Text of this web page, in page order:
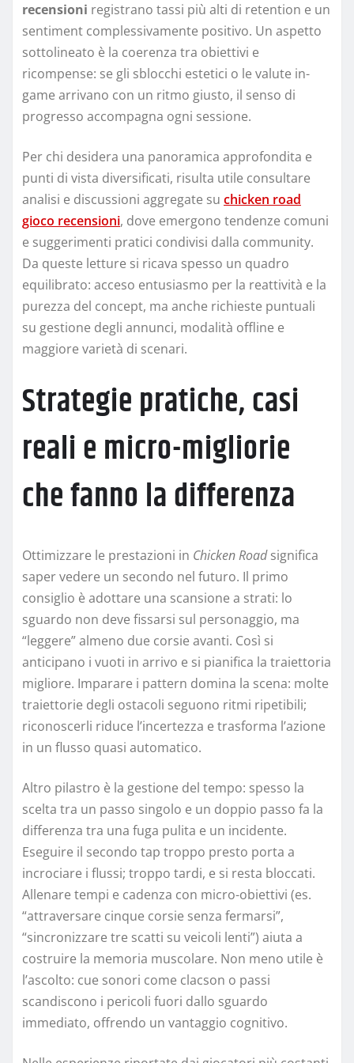
recensioni registrano tassi più alti di retention e un
sentiment complessivamente positivo. Un aspetto
sottolineato è la coerenza tra obiettivi e
ricompense: se gli sblocchi estetici o le valute in-
game arrivano con un ritmo giusto, il senso di
progresso accompagna ogni sessione.
Per chi desidera una panoramica approfondita e
punti di vista diversificati, risulta utile consultare
analisi e discussioni aggregate su chicken road
gioco recensioni, dove emergono tendenze comuni
e suggerimenti pratici condivisi dalla community.
Da queste letture si ricava spesso un quadro
equilibrato: acceso entusiasmo per la reattività e la
purezza del concept, ma anche richieste puntuali
su gestione degli annunci, modalità offline e
maggiore varietà di scenari.
Strategie pratiche, casi
reali e micro-migliorie
che fanno la differenza
Ottimizzare le prestazioni in Chicken Roadsignifica
saper vedere un secondo nel futuro. Il primo
consiglio è adottare una scansione a strati: lo
sguardo non deve fissarsi sul personaggio, ma
“leggere” almeno due corsie avanti. Così si
anticipano i vuoti in arrivo e si pianifica la traiettoria
migliore. Imparare i pattern domina la scena: molte
traiettorie degli ostacoli seguono ritmi ripetibili;
riconoscerli riduce l’incertezza e trasforma l’azione
in un flusso quasi automatico.
Altro pilastro è la gestione del tempo: spesso la
scelta tra un passo singolo e un doppio passo fa la
differenza tra una fuga pulita e un incidente.
Eseguire il secondo tap troppo presto porta a
incrociare i flussi; troppo tardi, e si resta bloccati.
Allenare tempi e cadenza con micro-obiettivi (es.
“attraversare cinque corsie senza fermarsi”,
“sincronizzare tre scatti su veicoli lenti”) aiuta a
costruire la memoria muscolare. Non meno utile è
l’ascolto: cue sonori come clacson o passi
scandiscono i pericoli fuori dallo sguardo
immediato, offrendo un vantaggio cognitivo.